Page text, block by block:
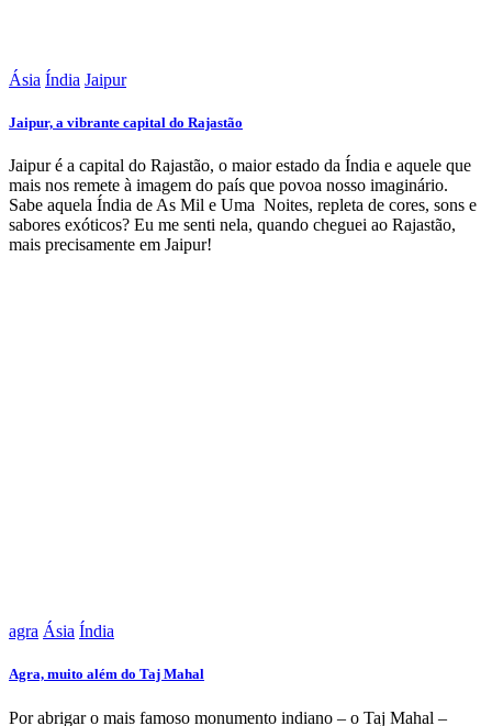
Ásia Índia Jaipur
Jaipur, a vibrante capital do Rajastão
Jaipur é a capital do Rajastão, o maior estado da Índia e aquele que
mais nos remete à imagem do país que povoa nosso imaginário.
Sabe aquela Índia de As Mil e Uma Noites, repleta de cores, sons e
sabores exóticos? Eu me senti nela, quando cheguei ao Rajastão,
mais precisamente em Jaipur!
agra Ásia Índia
Agra, muito além do Taj Mahal
Por abrigar o mais famoso monumento indiano – o Taj Mahal –